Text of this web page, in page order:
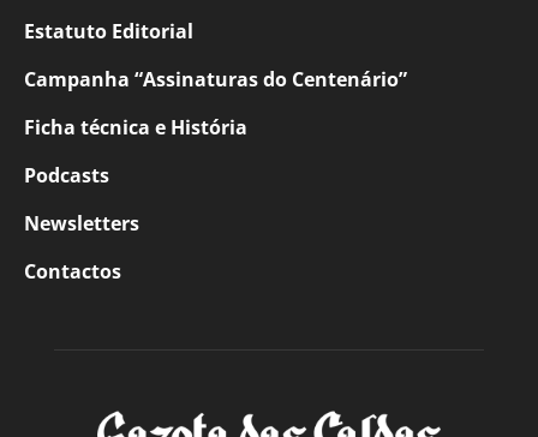
Estatuto Editorial
Campanha “Assinaturas do Centenário”
Ficha técnica e História
Podcasts
Newsletters
Contactos